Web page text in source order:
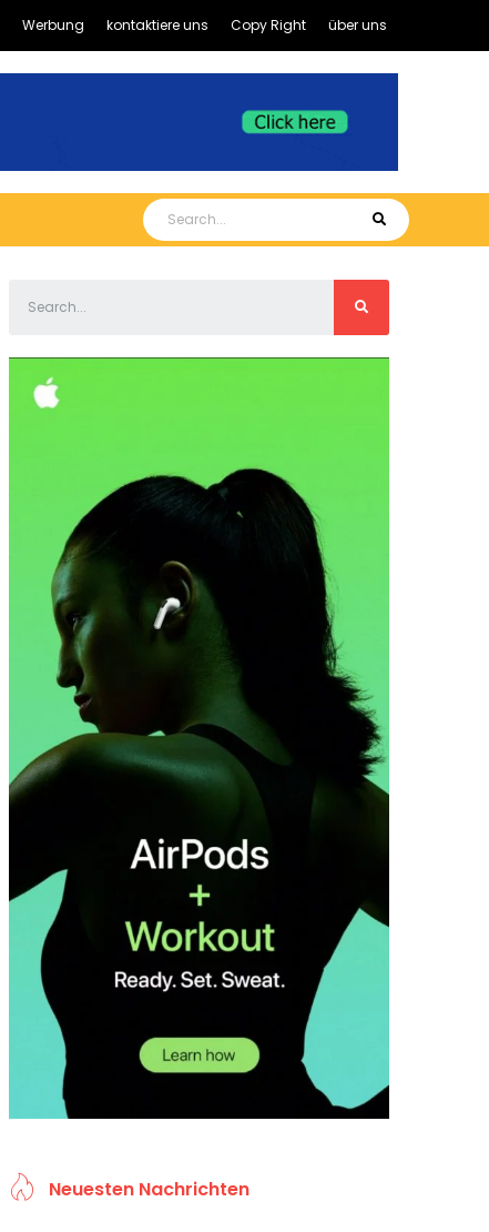
Werbung kontaktiere uns Copy Right über uns
Neuesten Nachrichten